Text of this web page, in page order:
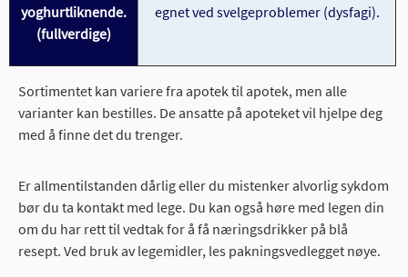
yoghurtliknende.
(fullverdige)
egnet ved svelgeproblemer (dysfagi).
Sortimentet kan variere fra apotek til apotek, men alle
varianter kan bestilles. De ansatte på apoteket vil hjelpe deg
med å finne det du trenger.
Er allmentilstanden dårlig eller du mistenker alvorlig sykdom
bør du ta kontakt med lege. Du kan også høre med legen din
om du har rett til vedtak for å få næringsdrikker på blå
resept. Ved bruk av legemidler, les pakningsvedlegget nøye.